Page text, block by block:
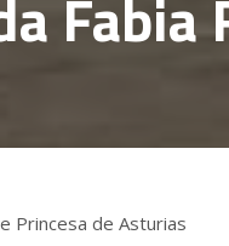
Fabia
Princesa de Asturias